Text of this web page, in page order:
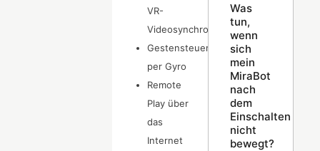
VR-
Videosynchronisation
Gestensteuerung
per Gyro
Remote
Play über
das
Internet
Was
tun,
wenn
sich
mein
MiraBot
nach
dem
Einschalten
nicht
bewegt?